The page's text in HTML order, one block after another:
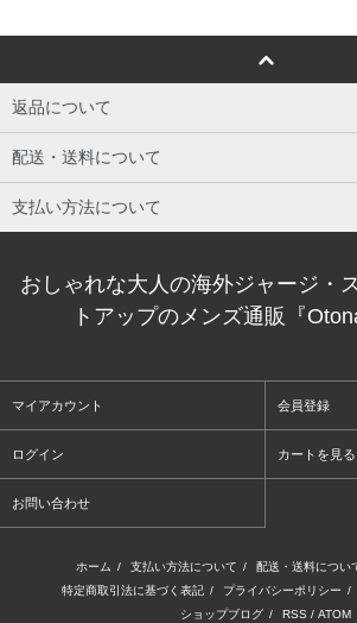
返品について
配送・送料について
支払い方法について
おしゃれな大人の海外ジャージ・
トアップのメンズ通販『
マイアカウント 会員登録
ログイン カートを見る
お問い合わせ
ホーム / 支払い方法について / 配送・送料につい
特定商取引法に基づく表記 / プライバシーポリシー /
ショップブログ / RSS / ATOM